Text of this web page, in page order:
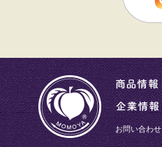
お問い合わせ